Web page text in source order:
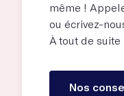
même !
ou écrivez-
À tout de suite
Nos